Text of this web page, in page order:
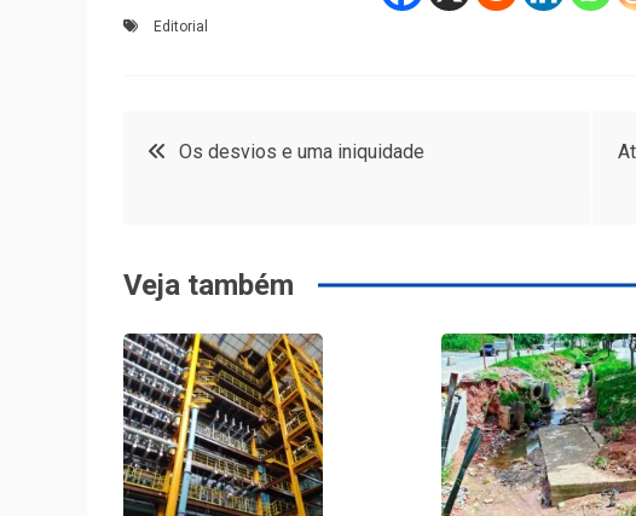
Editorial
Navegação
Post
Os desvios e uma iniquidade
Veja também